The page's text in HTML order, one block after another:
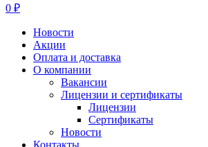
0 ₽
Новости
Акции
Оплата и доставка
О компании
Вакансии
Лицензии и сертификаты
Лицензии
Сертификаты
Новости
Контакты